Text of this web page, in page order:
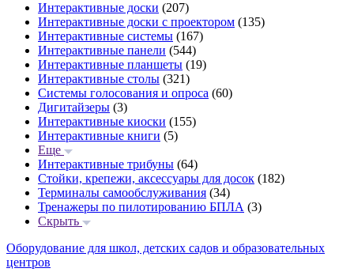
Интерактивные доски (207)
Интерактивные доски с проектором (135)
Интерактивные системы (167)
Интерактивные панели (544)
Интерактивные планшеты (19)
Интерактивные столы (321)
Системы голосования и опроса (60)
Дигитайзеры (3)
Интерактивные киоски (155)
Интерактивные книги (5)
Еще
Интерактивные трибуны (64)
Стойки, крепежи, аксессуары для досок (182)
Терминалы самообслуживания (34)
Тренажеры по пилотированию БПЛА (3)
Скрыть
Оборудование для школ, детских садов и образовательных
центров